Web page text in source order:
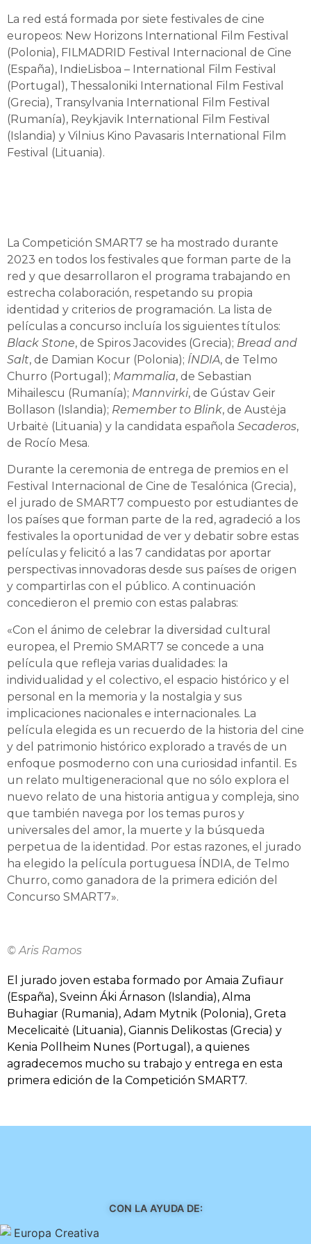
La red está formada por siete festivales de cine
europeos: New Horizons International Film Festival
(Polonia), FILMADRID Festival Internacional de Cine
(España), IndieLisboa – International Film Festival
(Portugal), Thessaloniki International Film Festival
(Grecia), Transylvania International Film Festival
(Rumanía), Reykjavik International Film Festival
(Islandia) y Vilnius Kino Pavasaris International Film
Festival (Lituania).
La Competición SMART7 se ha mostrado durante
2023 en todos los festivales que forman parte de la
red y que desarrollaron el programa trabajando en
estrecha colaboración, respetando su propia
identidad y criterios de programación. La lista de
películas a concurso incluía los siguientes títulos:
Black Stone, de Spiros Jacovides (Grecia); Bread and
Salt, de Damian Kocur (Polonia); ÍNDIA, de Telmo
Churro (Portugal); Mammalia, de Sebastian
Mihailescu (Rumanía); Mannvirki, de Gústav Geir
Bollason (Islandia); Remember to Blink, de Austėja
Urbaitė (Lituania) y la candidata española Secaderos,
de Rocío Mesa.
Durante la ceremonia de entrega de premios en el
Festival Internacional de Cine de Tesalónica (Grecia),
el jurado de SMART7 compuesto por estudiantes de
los países que forman parte de la red, agradeció a los
festivales la oportunidad de ver y debatir sobre estas
películas y felicitó a las 7 candidatas por aportar
perspectivas innovadoras desde sus países de origen
y compartirlas con el público. A continuación
concedieron el premio con estas palabras:
«Con el ánimo de celebrar la diversidad cultural
europea, el Premio SMART7 se concede a una
película que refleja varias dualidades: la
individualidad y el colectivo, el espacio histórico y el
personal en la memoria y la nostalgia y sus
implicaciones nacionales e internacionales. La
película elegida es un recuerdo de la historia del cine
y del patrimonio histórico explorado a través de un
enfoque posmoderno con una curiosidad infantil. Es
un relato multigeneracional que no sólo explora el
nuevo relato de una historia antigua y compleja, sino
que también navega por los temas puros y
universales del amor, la muerte y la búsqueda
perpetua de la identidad. Por estas razones, el jurado
ha elegido la película portuguesa ÍNDIA, de Telmo
Churro, como ganadora de la primera edición del
Concurso SMART7».
© Aris Ramos
El jurado joven estaba formado por Amaia Zufiaur
(España), Sveinn Áki Árnason (Islandia), Alma
Buhagiar (Rumania), Adam Mytnik (Polonia), Greta
Mecelicaitė (Lituania), Giannis Delikostas (Grecia) y
Kenia Pollheim Nunes (Portugal), a quienes
agradecemos mucho su trabajo y entrega en esta
primera edición de la Competición SMART7.
CON LA AYUDA DE: